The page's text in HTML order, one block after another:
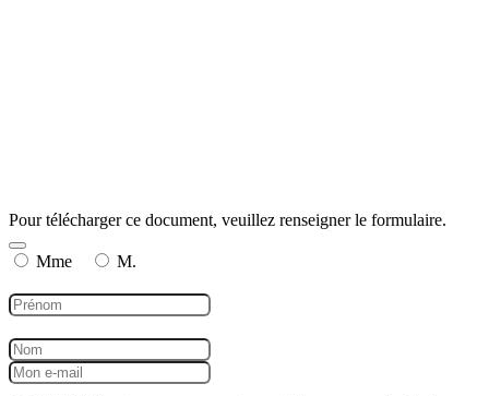
Pour télécharger ce document, veuillez renseigner le formulaire.
Mme M.